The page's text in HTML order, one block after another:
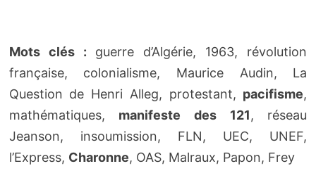
Mots clés : guerre d’Algérie, 1963, révolution
française, colonialisme, Maurice Audin, La
Question de Henri Alleg, protestant, pacifisme,
mathématiques, manifeste des 121, réseau
Jeanson, insoumission, FLN, UEC, UNEF,
l’Express, Charonne, OAS, Malraux, Papon, Frey